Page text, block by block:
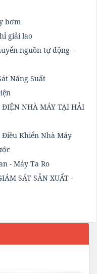
bơm
giải lao
nguồn tự động –
Năng Suất
ĐIỆN NHÀ MÁY TẠI HẢI
Khiển Nhà Máy
- Máy Ta Ro
SÁT SẢN XUẤT -